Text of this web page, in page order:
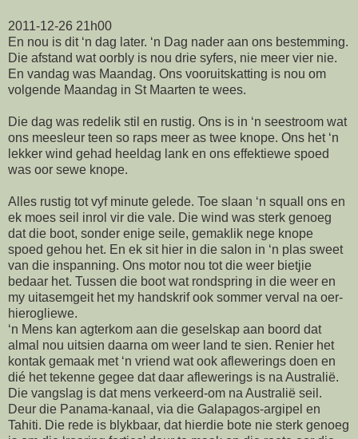
2011-12-26 21h00
En nou is dit ‘n dag later. ‘n Dag nader aan ons bestemming.
Die afstand wat oorbly is nou drie syfers, nie meer vier nie.
En vandag was Maandag. Ons vooruitskatting is nou om
volgende Maandag in St Maarten te wees.
Die dag was redelik stil en rustig. Ons is in ‘n seestroom wat
ons meesleur teen so raps meer as twee knope. Ons het ‘n
lekker wind gehad heeldag lank en ons effektiewe spoed
was oor sewe knope.
Alles rustig tot vyf minute gelede. Toe slaan ‘n squall ons en
ek moes seil inrol vir die vale. Die wind was sterk genoeg
dat die boot, sonder enige seile, gemaklik nege knope
spoed gehou het. En ek sit hier in die salon in ‘n plas sweet
van die inspanning. Ons motor nou tot die weer bietjie
bedaar het. Tussen die boot wat rondspring in die weer en
my uitasemgeit het my handskrif ook sommer verval na oer-
hierogliewe.
‘n Mens kan agterkom aan die geselskap aan boord dat
almal nou uitsien daarna om weer land te sien. Renier het
kontak gemaak met ‘n vriend wat ook aflewerings doen en
dié het tekenne gegee dat daar aflewerings is na Australië.
Die vangslag is dat mens verkeerd-om na Australië seil.
Deur die Panama-kanaal, via die Galapagos-argipel en
Tahiti. Die rede is blykbaar, dat hierdie bote nie sterk genoeg